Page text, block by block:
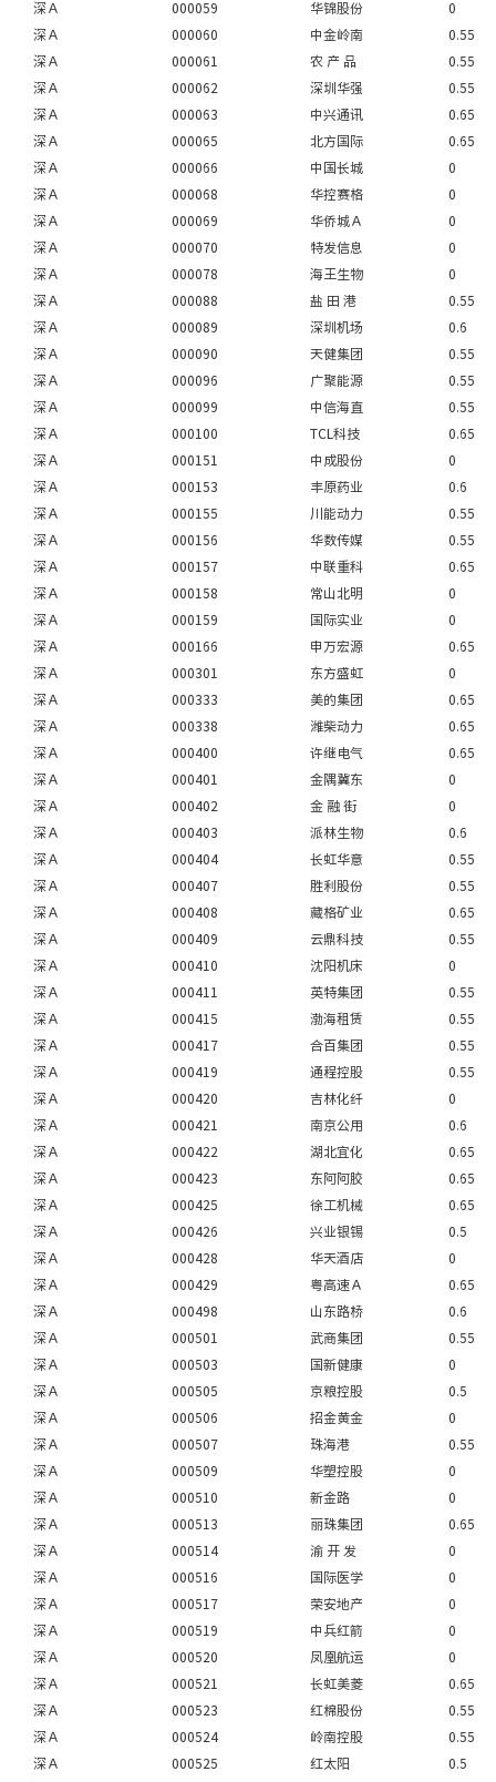
深Ａ
000059 华锦股份
0
深Ａ
000060 中金岭南
0.55
深Ａ
000061 农 产 品
0.55
深Ａ
000062 深圳华强
0.55
深Ａ
000063 中兴通讯
0.65
深Ａ
000065 北方国际
0.65
深Ａ
000066 中国长城
0
深Ａ
000068 华控赛格
0
深Ａ
000069 华侨城Ａ
0
深Ａ
000070 特发信息
0
深Ａ
000078 海王生物
0
深Ａ
000088 盐 田 港
0.55
深Ａ
000089 深圳机场
0.6
深Ａ
000090 天健集团
0.55
深Ａ
000096 广聚能源
0.55
深Ａ
000099 中信海直
0.55
深Ａ
000100 TCL科技
0.65
深Ａ
000151 中成股份
0
深Ａ
000153 丰原药业
0.6
深Ａ
000155 川能动力
0.55
深Ａ
000156 华数传媒
0.55
深Ａ
000157 中联重科
0.65
深Ａ
000158 常山北明
0
深Ａ
000159 国际实业
0
深Ａ
000166 申万宏源
0.65
深Ａ
000301 东方盛虹
0
深Ａ
000333 美的集团
0.65
深Ａ
000338 潍柴动力
0.65
深Ａ
000400 许继电气
0.65
深Ａ
000401 金隅冀东
0
深Ａ
000402 金 融 街
0
深Ａ
000403 派林生物
0.6
深Ａ
000404 长虹华意
0.55
深Ａ
000407 胜利股份
0.55
深Ａ
000408 藏格矿业
0.65
深Ａ
000409 云鼎科技
0.55
深Ａ
000410 沈阳机床
0
深Ａ
000411 英特集团
0.55
深Ａ
000415 渤海租赁
0.55
深Ａ
000417 合百集团
0.55
深Ａ
000419 通程控股
0.55
深Ａ
000420 吉林化纤
0
深Ａ
000421 南京公用
0.6
深Ａ
000422 湖北宜化
0.65
深Ａ
000423 东阿阿胶
0.65
深Ａ
000425 徐工机械
0.65
深Ａ
000426 兴业银锡
0.5
深Ａ
000428 华天酒店
0
深Ａ
000429 粤高速Ａ
0.65
深Ａ
000498 山东路桥
0.6
深Ａ
000501 武商集团
0.55
深Ａ
000503 国新健康
0
深Ａ
000505 京粮控股
0.5
深Ａ
000506 招金黄金
0
深Ａ
000507 珠海港
0.55
深Ａ
000509 华塑控股
0
深Ａ
000510 新金路
0
深Ａ
000513 丽珠集团
0.65
深Ａ
000514 渝 开 发
0
深Ａ
000516 国际医学
0
深Ａ
000517 荣安地产
0
深Ａ
000519 中兵红箭
0
深Ａ
000520 凤凰航运
0
深Ａ
000521 长虹美菱
0.65
深Ａ
000523 红棉股份
0.55
深Ａ
000524 岭南控股
0.55
深Ａ
000525 红太阳
0.5